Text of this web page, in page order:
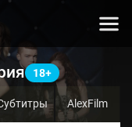
AlexFilm